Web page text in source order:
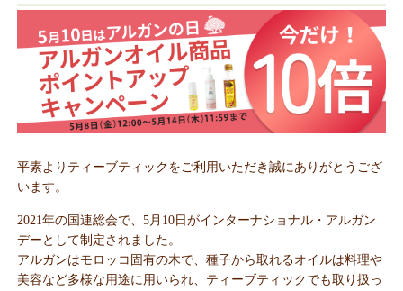
平素よりティーブティックをご利用いただき誠にありがとうござ
います。
2021年の国連総会で、5月10日がインターナショナル・アルガン
デーとして制定されました。
アルガンはモロッコ固有の木で、種子から取れるオイルは料理や
美容など多様な用途に用いられ、ティーブティックでも取り扱っ